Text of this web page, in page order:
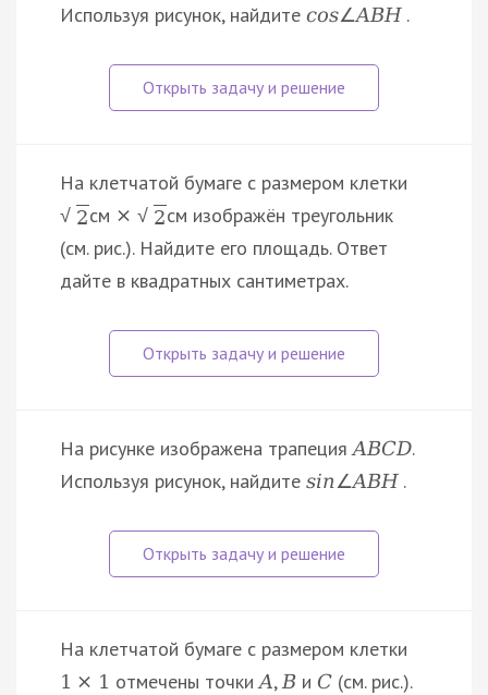
Используя рисунок, найдите cos∠ABH .
На клетчатой бумаге с размером клетки
√ 2см × √ 2см изображён треугольник
(см. рис.). Найдите его площадь. Ответ
дайте в квадратных сантиметрах.
На рисунке изображена трапецияABCD.
Используя рисунок, найдите sin∠ABH .
На клетчатой бумаге с размером клетки
1 × 1 отмечены точкиA,Bи C(см. рис.).